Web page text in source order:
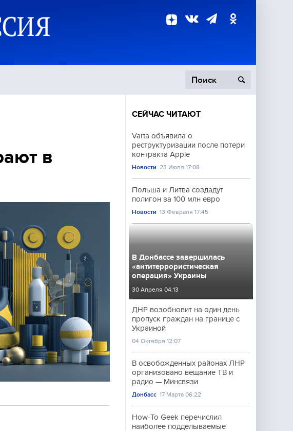
Происшествия
в
СЕЙЧАС ЧИТАЮТ
Varta объявила о
реструктуризации после потери
контракта Apple
Новости 23 Июля 17:08
Польша и Литва создадут
полигон за 100 млн евро
Новости 13 Февраля 17:45
В Донбассе завершилась
«антитеррористическая
операция» Украины
30 Апреля 04:13
ДНР возобновит на один день
пропуск граждан на границе с
Украиной
04 Октября 12:07
В освобожденных районах ЛНР
организовано вещание ТВ и
радио — Минсвязи
Донбасс 17 Марта 06:22
How-To Geek перечислил
наиболее подделываемые